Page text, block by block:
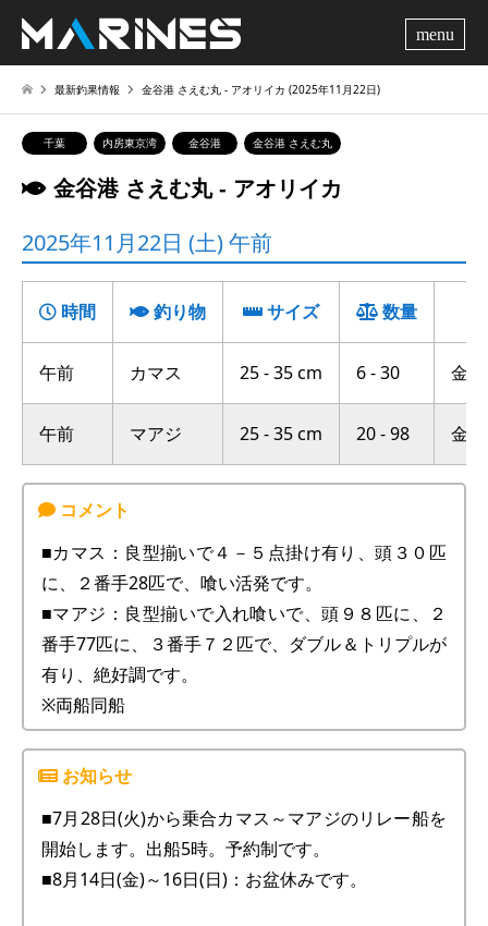
最新釣果情報 金谷港 さえむ丸 ‐ アオリイカ (2025年11月22日)
千葉 内房東京湾 金谷港 金谷港 さえむ丸
金谷港 さえむ丸 ‐ アオリイカ
2025年11月22日 (土) 午前
時間 釣り物 サイズ 数量
午前 カマス 25 - 35 cm 6 - 30 金
午前 マアジ 25 - 35 cm 20 - 98 金
■カマス：良型揃いで４－５点掛け有り、頭３０匹
に、２番手28匹で、喰い活発です。
■マアジ：良型揃いで入れ喰いで、頭９８匹に、２
番手77匹に、３番手７２匹で、ダブル＆トリプルが
有り、絶好調です。
※両船同船
■7月28日(火)から乗合カマス～マアジのリレー船を
開始します。出船5時。予約制です。
■8月14日(金)～16日(日)：お盆休みです。